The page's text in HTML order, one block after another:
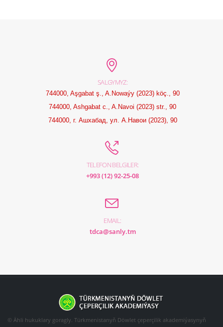
SALGYMYZ:
744000, Aşgabat ş., A.Nowaýy (2023) köç., 90
744000, Ashgabat c., A.Navoi (2023) str., 90
744000, г. Ашхабад, ул. А.Навои (2023), 90
TELEFON BELGILER:
+993 (12) 92-25-08
EMAIL:
tdca@sanly.tm
© Ähli hukuklary goragly. Türkmenistanyň Döwlet çeperçilik akademiýasynyň